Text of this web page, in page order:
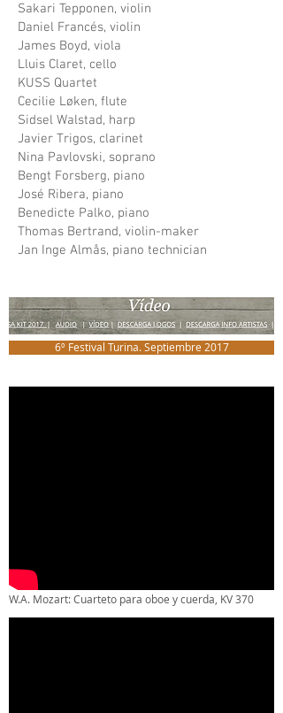
Sakari Tepponen, violin
Daniel Francés, violin
James Boyd, viola
Lluis Claret, cello
KUSS Quartet
Cecilie Løken, flute
Sidsel Walstad, harp
Javier Trigos, clarinet
Nina Pavlovski, soprano
Bengt Forsberg, piano
José Ribera, piano
Benedicte Palko, piano
Thomas Bertrand, violin-maker
Jan Inge Almås, piano technician
6º Festival Turina. Septiembre 2017
W.A. Mozart: Cuarteto para oboe y cuerda, KV 370